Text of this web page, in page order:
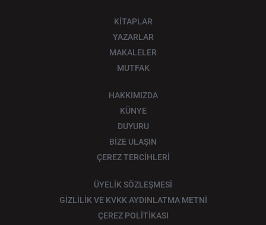
KİTAPLAR
YAZARLAR
MAKALELER
MUTFAK
HAKKIMIZDA
KÜNYE
DUYURU
BİZE ULAŞIN
ÇEREZ TERCİHLERİ
ÜYELİK SÖZLEŞMESİ
GİZLİLİK VE KVKK AYDINLATMA METNİ
ÇEREZ POLİTİKASI